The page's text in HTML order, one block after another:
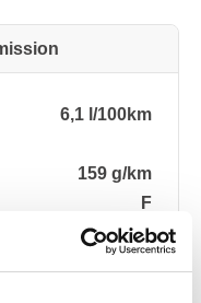
6,1 l/100km
159 g/km
F